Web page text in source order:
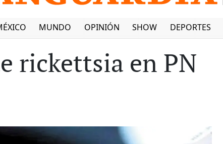
MUNDO OPINIÓN SHOW DEPORTES
rickettsia en PN